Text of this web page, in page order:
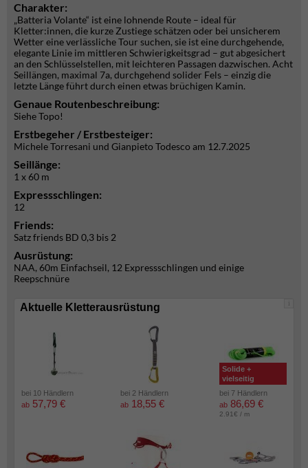
Charakter:
„Batteria Volante“ ist eine lohnende Route – ideal für
Kletter:innen, die kurze Zustiege schätzen oder bei unsicherem
Wetter eine verlässliche Tour suchen, sie ist eine durchgehende,
elegante Linie im mittleren Schwierigkeitsgrad – gut abgesichert
an den Schlüsselstellen, mit leichteren Passagen dazwischen. Acht
Seillängen, maximal 7a, durchgehend solider Fels – einzig die
letzte Länge führt durch einen etwas brüchigen Kamin.
Genaue Routenbeschreibung:
Siehe Topo!
Erstbegeher / Erstbesteiger:
Michele Torresani und Gianpieto Todesco am 12.7.2025
Seillänge:
1 x 60 m
Expressschlingen:
12
Friends:
Satz friends BD 0,3 bis 2
Ausrüstung:
NAA, 60m Einfachseil, 12 Expressschlingen und einige
Reepschnüre
i
Aktuelle Kletterausrüstung
bei 10 Händlern
ab 57,79 €
bei 2 Händlern
ab 18,55 €
Solide +
vielseitig
bei 7 Händlern
ab 86,69 €
2.91€ / m